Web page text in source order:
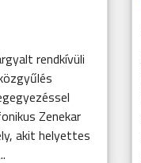
rendkívüli
Zenekar
akit helyettes